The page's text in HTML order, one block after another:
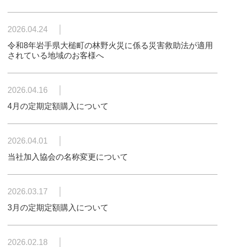
2026.04.24
令和8年岩手県大槌町の林野火災に係る災害救助法が適用
されている地域のお客様へ
2026.04.16
4月の定期定額購入について
2026.04.01
当社加入協会の名称変更について
2026.03.17
3月の定期定額購入について
2026.02.18